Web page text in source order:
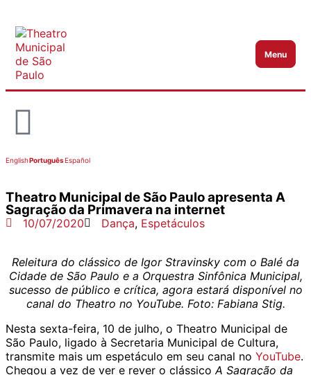
Menu
Abrir
EnglishPortuguêsEspañol
Theatro Municipal de São Paulo apresenta A
Sagração da Primavera na internet
10/07/2020 Dança, Espetáculos
Releitura do clássico de Igor Stravinsky com o Balé da
Cidade de São Paulo e a Orquestra Sinfônica Municipal,
sucesso de público e crítica, agora estará disponível no
canal do Theatro no YouTube. Foto: Fabiana Stig.
Nesta sexta-feira, 10 de julho, o Theatro Municipal de
São Paulo, ligado à Secretaria Municipal de Cultura,
transmite mais um espetáculo em seu canal no YouTube.
Chegou a vez de ver e rever o clássico A Sagração da